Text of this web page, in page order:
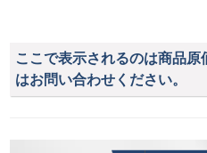
ムシステムの地中海
遮光ブロックブロッ
クプレートプレート
ここで表示されるのは商品
はお問い合わせください。